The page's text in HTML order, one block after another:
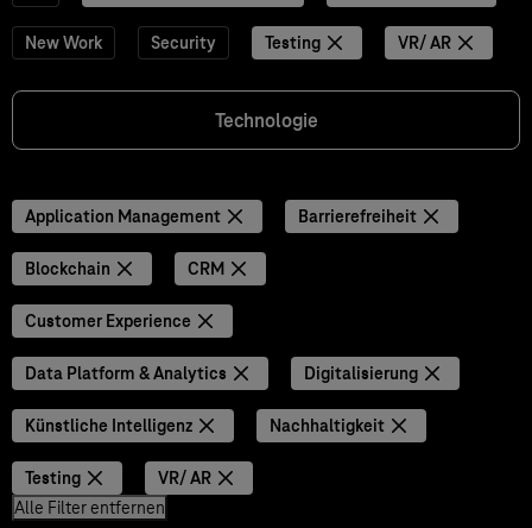
New Work Security Testing VR/ AR
Technologie
Application Management Barrierefreiheit
Blockchain CRM
Customer Experience
Data Platform & Analytics Digitalisierung
Künstliche Intelligenz Nachhaltigkeit
Testing
VR/ AR
Alle Filter entfernen